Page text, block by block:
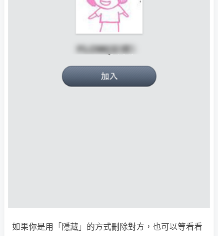
如果你是用「隱藏」的方式刪除對方，也可以等看看